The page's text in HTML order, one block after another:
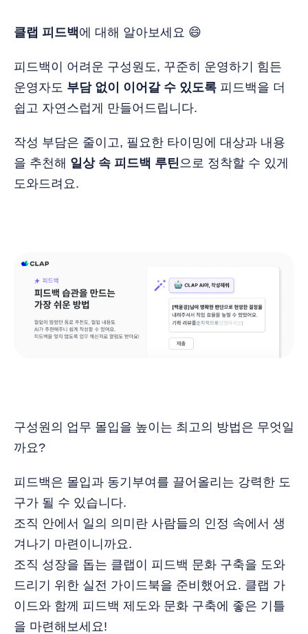
클랩 피드백에 대해 알아보세요 😄
피드백이 어려운 구성원도, 꾸준히 운영하기 힘든
운영자도 부담 없이 이어갈 수 있도록 피드백을 더
쉽고 자연스럽게 만들어드립니다.
작성 부담은 줄이고, 필요한 타이밍에 대상과 내용
을 추천해 일상 속 피드백 루틴 으로 정착할 수 있게
도와드려요.
구성원의 업무 몰입을 높이는 최고의 방법은 무엇일
까요?
피드백은 몰입과 동기부여를 끌어올리는 강력한 도
구가 될 수 있습니다.
조직 안에서 일의 의미란 사람들의 인정 속에서 생
겨나기 마련이니까요.
조직 성장을 돕는 클랩이 피드백 문화 구축을 도와
드리기 위한 실전 가이드북을 준비했어요. 클랩 가
이드와 함께 피드백 제도와 문화 구축에 좋은 기틀
을 마련해보세요!